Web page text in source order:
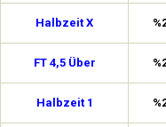
Halbzeit X
FT 4,5 Über
Halbzeit 1